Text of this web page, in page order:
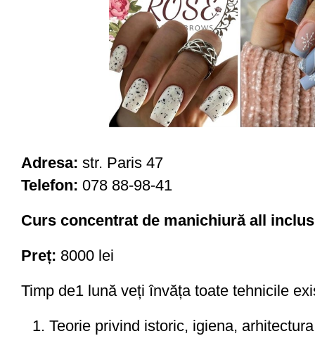
Adresa: str. Paris 47
Telefon: 078 88-98-41
Curs concentrat de manichiură all
Preț: 8000 lei
Timp de1 lună veți învăța toate tehnicile
Teorie privind istoric, igiena,